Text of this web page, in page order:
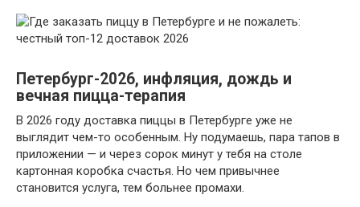
Петербург-2026, инфляция, дождь и
вечная пицца-терапия
В 2026 году доставка пиццы в Петербурге уже не
выглядит чем-то особенным. Ну подумаешь, пара тапов в
приложении — и через сорок минут у тебя на столе
картонная коробка счастья. Но чем привычнее
становится услуга, тем больнее промахи.